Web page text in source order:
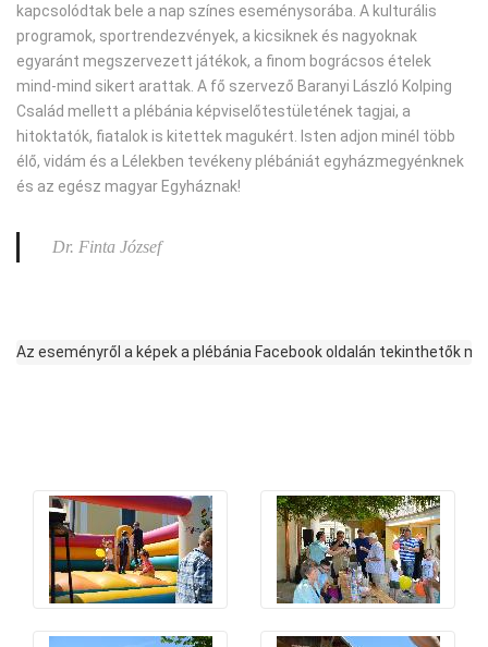
kapcsolódtak bele a nap színes eseménysorába. A kulturális
programok, sportrendezvények, a kicsiknek és nagyoknak
egyaránt megszervezett játékok, a finom bográcsos ételek
mind-mind sikert arattak. A fő szervező Baranyi László Kolping
Család mellett a plébánia képviselőtestületének tagjai, a
hitoktatók, fiatalok is kitettek magukért. Isten adjon minél több
élő, vidám és a Lélekben tevékeny plébániát egyházmegyénknek
és az egész magyar Egyháznak!
Dr. Finta József
Az eseményről a képek a plébánia Facebook oldalán tekinthetők